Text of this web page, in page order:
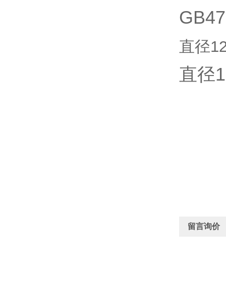
直径
直径
留言询价